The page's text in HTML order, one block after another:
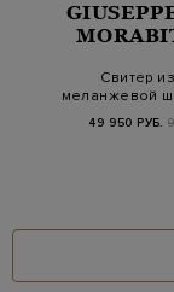
Свитер из
меланжевой
шарфо…
49 950 РУБ.